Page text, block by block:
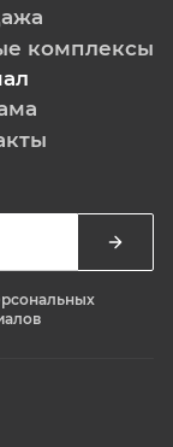
комплексы